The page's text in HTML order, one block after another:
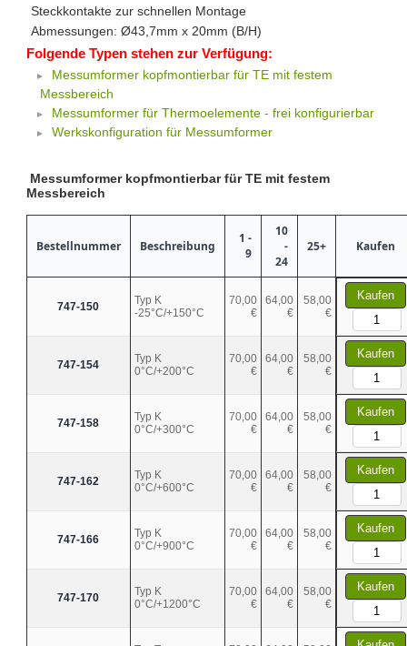
Steckkontakte zur schnellen Montage
Abmessungen: Ø43,7mm x 20mm (B/H)
Folgende Typen stehen zur Verfügung:
Messumformer kopfmontierbar für TE mit festem
Messbereich
Messumformer für Thermoelemente - frei konfigurierbar
Werkskonfiguration für Messumformer
Messumformer kopfmontierbar für TE mit festem
Messbereich
Bestellnummer Beschreibung
1 -
9
10
-
24
25+ Kaufen
747-150
Typ K
-25°C/+150°C
70,00
€
64,00
€
58,00
€
Kaufen
747-154
Typ K
0°C/+200°C
70,00
€
64,00
€
58,00
€
Kaufen
747-158
Typ K
0°C/+300°C
70,00
€
64,00
€
58,00
€
Kaufen
747-162
Typ K
0°C/+600°C
70,00
€
64,00
€
58,00
€
Kaufen
747-166
Typ K
0°C/+900°C
70,00
€
64,00
€
58,00
€
Kaufen
747-170
Typ K
0°C/+1200°C
70,00
€
64,00
€
58,00
€
Kaufen